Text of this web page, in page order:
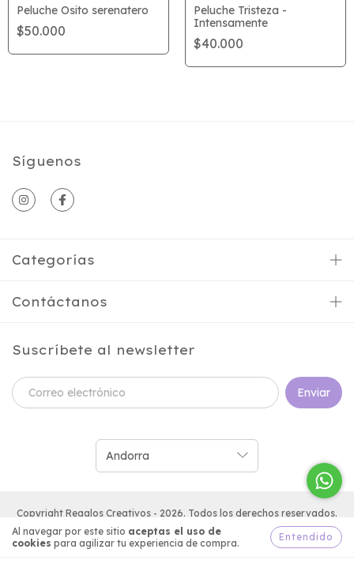
Al navegar por este sitio aceptas el uso de
cookies para agilizar tu experiencia de compra.
Entendido
Peluche Osito serenatero
$50.000
Peluche Tristeza -
Intensamente
$40.000
Síguenos
Categorías
Contáctanos
Suscríbete al newsletter
Copyright Regalos Creativos - 2026. Todos los derechos reservados.